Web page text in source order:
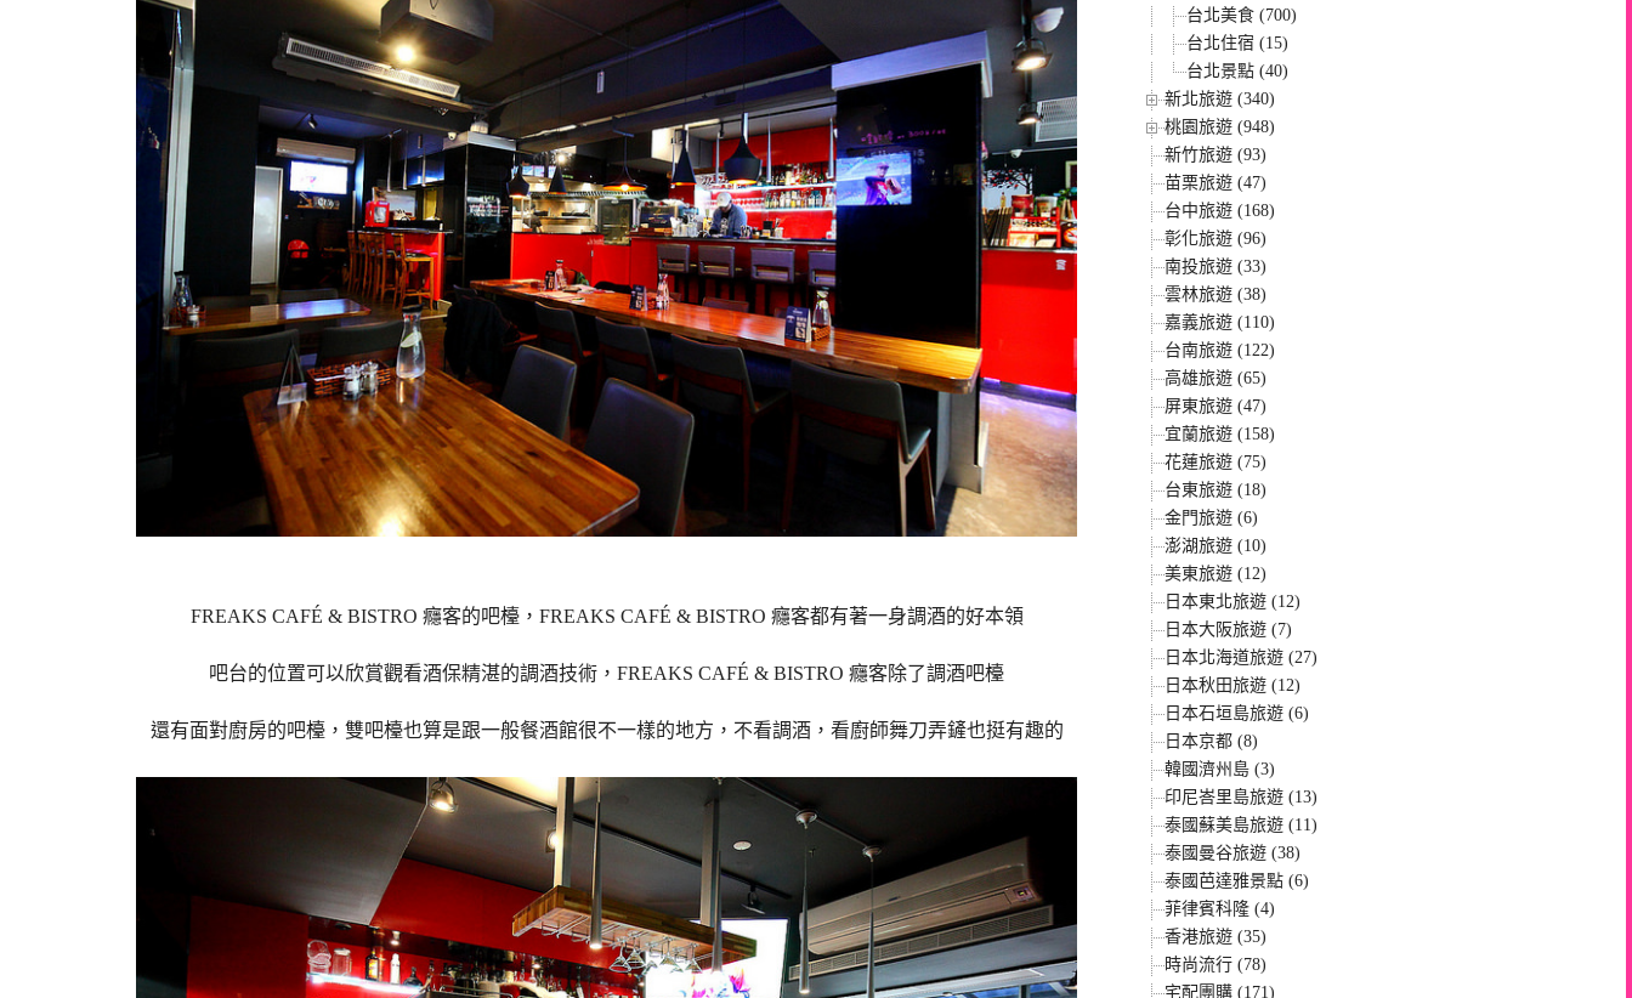
FREAKS CAFÉ & BISTRO 癮客的吧檯， FREAKS CAFÉ & BISTRO 癮客都有著一身調酒的好本領
吧台的位置可以欣賞觀看酒保精湛的調酒技術，FREAKS CAFÉ & BISTRO 癮客除了調酒吧檯
還有面對廚房的吧檯，雙吧檯也算是跟一般餐酒館很不一樣的地方，不看調酒，看廚師舞刀弄鏟也挺有趣的
台北美食 (700)
台北住宿 (15)
台北景點 (40)
新北旅遊 (340)
桃園旅遊 (948)
新竹旅遊 (93)
苗栗旅遊 (47)
台中旅遊 (168)
彰化旅遊 (96)
南投旅遊 (33)
雲林旅遊 (38)
嘉義旅遊 (110)
台南旅遊 (122)
高雄旅遊 (65)
屏東旅遊 (47)
宜蘭旅遊 (158)
花蓮旅遊 (75)
台東旅遊 (18)
金門旅遊 (6)
澎湖旅遊 (10)
美東旅遊 (12)
日本東北旅遊 (12)
日本大阪旅遊 (7)
日本北海道旅遊 (27)
日本秋田旅遊 (12)
日本石垣島旅遊 (6)
日本京都 (8)
韓國濟州島 (3)
印尼峇里島旅遊 (13)
泰國蘇美島旅遊 (11)
泰國曼谷旅遊 (38)
泰國芭達雅景點 (6)
菲律賓科隆 (4)
香港旅遊 (35)
時尚流行 (78)
宅配團購 (171)